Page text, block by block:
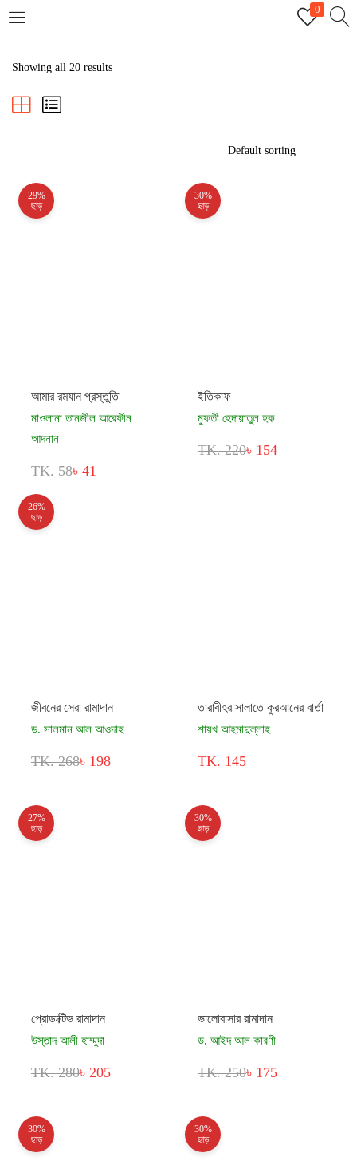
0
REGISTER
Showing all 20 results
29%
ছাড়
আমার রমযান প্রস্তুতি
মাওলানা তানজীল আরেফীন
আদনান
TK. 58৳ 41
30%
ছাড়
ইতিকাফ
মুফতী হেদায়াতুল হক
TK. 220৳ 154
26%
ছাড়
জীবনের সেরা রামাদান
ড. সালমান আল আওদাহ
TK. 268৳ 198
তারাবীহর সালাতে কুরআনের বার্তা
শায়খ আহমাদুল্লাহ
TK. 145
27%
ছাড়
প্রোডাক্টিভ রামাদান
উস্তাদ আলী হাম্মুদা
TK. 280৳ 205
30%
ছাড়
ভালোবাসার রামাদান
ড. আইদ আল কারণী
TK. 250৳ 175
30%
ছাড়
30%
ছাড়